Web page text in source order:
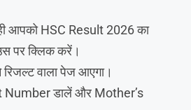
आपको HSC Result 2026 का
पर क्लिक करें।
वाला पेज आएगा।
Number डालें और Mother’s